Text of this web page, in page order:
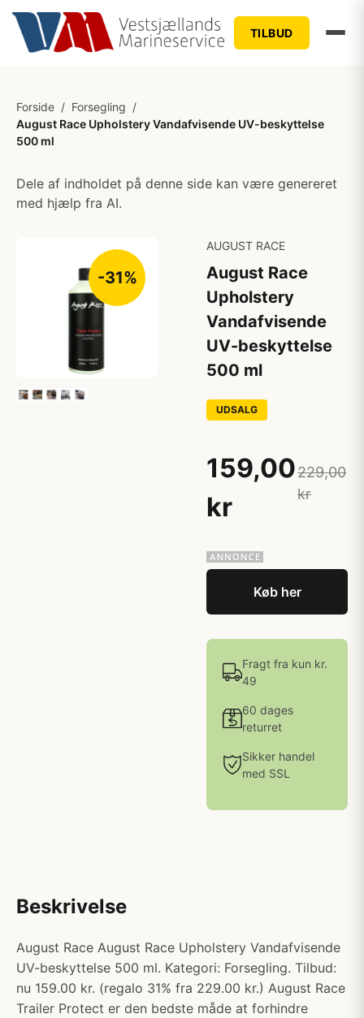
TILBUD
Forside / Forsegling /
August Race Upholstery Vandafvisende UV-beskyttelse
500 ml
Dele af indholdet på denne side kan være genereret
med hjælp fra AI.
-31%
AUGUST RACE
August Race
Upholstery
Vandafvisende
UV-beskyttelse
500 ml
UDSALG
159,00
kr
229,00
kr
Køb her
Fragt fra kun kr.
49
60 dages
returret
Sikker handel
med SSL
Beskrivelse
August Race August Race Upholstery Vandafvisende
UV-beskyttelse 500 ml. Kategori: Forsegling. Tilbud:
nu 159.00 kr. (regalo 31% fra 229.00 kr.) August Race
Trailer Protect er den bedste måde at forhindre